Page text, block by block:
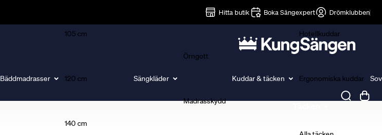
Hitta butik Boka Sängexpert Drömklubben
Bäddmadrasser
105 cm
120 cm
140 cm
Sängkläder
Örngott
Madrasskydd
Kuddar & täcken
Hotellkuddar
Ergonomiska kuddar